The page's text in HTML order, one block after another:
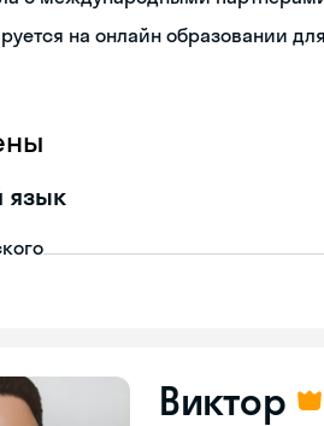
на онлайн образовании
язык
Виктор